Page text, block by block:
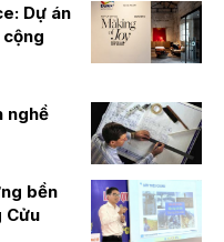
Dự án
nghề
bền
Cửu